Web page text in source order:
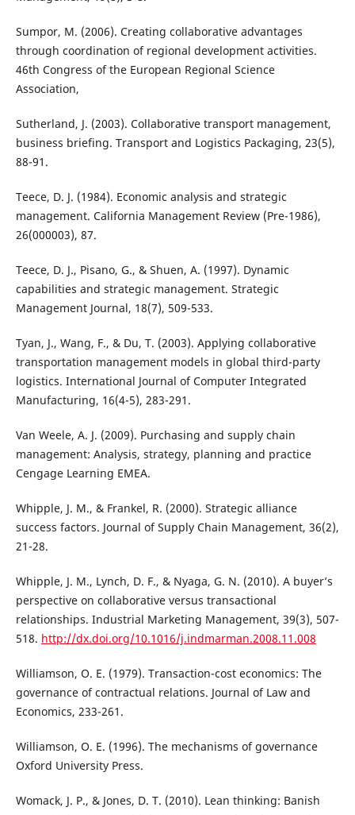
Sumpor, M. (2006). Creating collaborative advantages
through coordination of regional development activities.
46th Congress of the European Regional Science
Association,
Sutherland, J. (2003). Collaborative transport management,
business briefing. Transport and Logistics Packaging, 23(5),
88-91.
Teece, D. J. (1984). Economic analysis and strategic
management. California Management Review (Pre-1986),
26(000003), 87.
Teece, D. J., Pisano, G., & Shuen, A. (1997). Dynamic
capabilities and strategic management. Strategic
Management Journal, 18(7), 509-533.
Tyan, J., Wang, F., & Du, T. (2003). Applying collaborative
transportation management models in global third-party
logistics. International Journal of Computer Integrated
Manufacturing, 16(4-5), 283-291.
Van Weele, A. J. (2009). Purchasing and supply chain
management: Analysis, strategy, planning and practice
Cengage Learning EMEA.
Whipple, J. M., & Frankel, R. (2000). Strategic alliance
success factors. Journal of Supply Chain Management, 36(2),
21-28.
Whipple, J. M., Lynch, D. F., & Nyaga, G. N. (2010). A buyer’s
perspective on collaborative versus transactional
relationships. Industrial Marketing Management, 39(3), 507-
518. http://dx.doi.org/10.1016/j.indmarman.2008.11.008
Williamson, O. E. (1979). Transaction-cost economics: The
governance of contractual relations. Journal of Law and
Economics, 233-261.
Williamson, O. E. (1996). The mechanisms of governance
Oxford University Press.
Womack, J. P., & Jones, D. T. (2010). Lean thinking: Banish